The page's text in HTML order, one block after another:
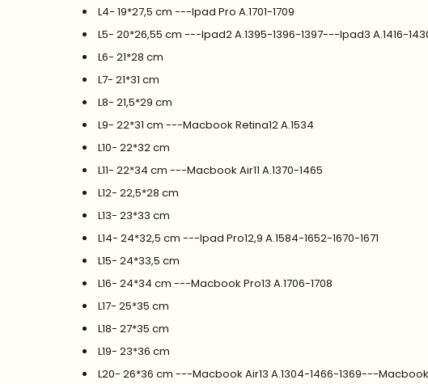
L4- 19*27,5 cm ---Ipad Pro A.1701-1709
L5- 20*26,55 cm ---Ipad2 A.1395-1396-1397---Ipad3 A.1416-
L6- 21*28 cm
L7- 21*31 cm
L8- 21,5*29 cm
L9- 22*31 cm ---Macbook Retina12 A.1534
L10- 22*32 cm
L11- 22*34 cm ---Macbook Air11 A.1370-1465
L12- 22,5*28 cm
L13- 23*33 cm
L14- 24*32,5 cm ---Ipad Pro12,9 A.1584-1652-1670-1671
L15- 24*33,5 cm
L16- 24*34 cm ---Macbook Pro13 A.1706-1708
L17- 25*35 cm
L18- 27*35 cm
L19- 23*36 cm
L20- 26*36 cm ---Macbook Air13 A.1304-1466-1369---Macbook